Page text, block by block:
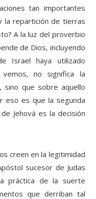
tan importantes
la repartición de tierras
A la luz del proverbio
de Dios, incluyendo
Israel haya utilizado
no significa la
sino que sobre aquello
eso es que la segunda
Jehová es la decisión
creen en la legitimidad
sucesor de Judas
práctica de la suerte
que derriban tal